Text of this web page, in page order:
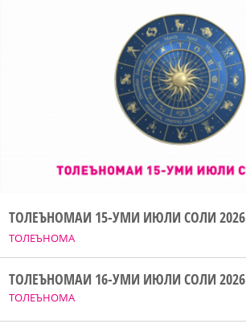
ТОЛЕЪНОМА
ТОЛЕЪНОМАИ 15-УМИ ИЮЛИ СОЛИ 2026
ТОЛЕЪНОМА
ТОЛЕЪНОМАИ 16-УМИ ИЮЛИ СОЛИ 2026